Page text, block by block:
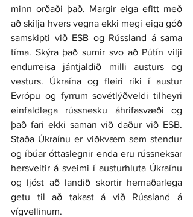
minn orðaði það. Margir eiga efitt með
að skilja hvers vegna ekki megi eiga góð
samskipti við ESB og Rússland á sama
tíma. Skýra það sumir svo að Pútín vilji
endurreisa jántjaldið milli austurs og
vesturs. Úkraína og fleiri ríki í austur
Evrópu og fyrrum sovétlýðveldi tilheyri
einfaldlega rússnesku áhrifasvæði og
það fari ekki saman við daður við ESB.
Staða Úkraínu er viðkvæm sem stendur
og íbúar óttaslegnir enda eru rússneksar
hersveitir á sveimi í austurhluta Úkraínu
og ljóst að landið skortir hernaðarlega
getu til að takast á við Rússland á
vígvellinum.